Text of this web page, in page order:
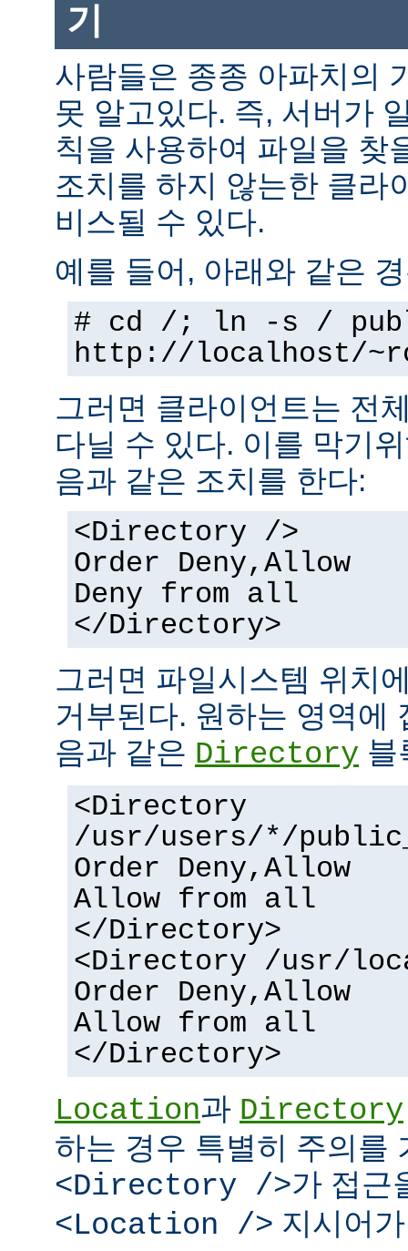
기
사람들은 종종 아파치의
못 알고있다. 즉, 서버가
칙을 사용하여 파일을 찾
조치를 하지 않는한 클라
비스될 수 있다.
예를 들어, 아래와 같은
# cd /; ln -s /
http://localhost/
그러면 클라이언트는 전
다닐 수 있다. 이를 막기
음과 같은 조치를 한다:
<Directory />
Order Deny,Allow
Deny from all
</Directory>
그러면 파일시스템 위치
거부된다. 원하는 영역에
음과 같은 Directory 블
<Directory
/usr/users/*/
Order Deny,Allow
Allow from all
</Directory>
<Directory /usr/
Order Deny,Allow
Allow from all
</Directory>
Location과 Directory
하는 경우 특별히 주의를
<Directory />가 접근
<Location /> 지시어